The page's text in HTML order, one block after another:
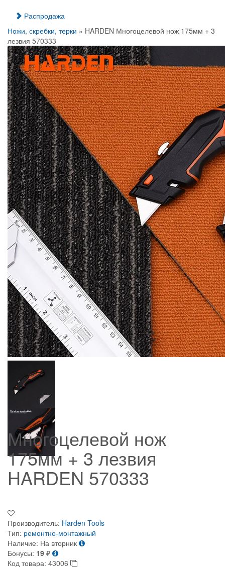
Распродажа
Ножи, скребки, терки » HARDEN Многоцелевой нож 175мм + 3
лезвия 570333
Многоцелевой нож
175мм + 3 лезвия
HARDEN 570333
Производитель: Harden Tools
Тип: ремонтно-монтажный
Наличие: На вторник
Бонусы: 19 ₽
Код товара: 43006